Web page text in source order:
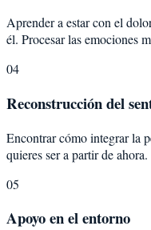
Aprender a estar con el
él. Procesar las emociones
04
Reconstrucción del
Encontrar cómo integrar la
quieres ser a partir de ahora.
05
Apoyo en el entorno